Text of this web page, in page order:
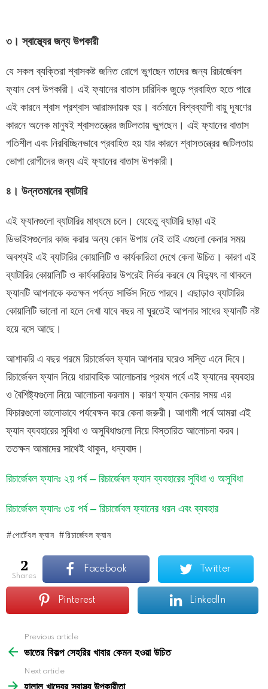
৩। স্বাস্থ্যের জন্য উপকারী
যে সকল ব্যক্তিরা শ্বাসকষ্ট জনিত রোগে ভুগছেন তাদের জন্য রিচার্জেবল
ফ্যান বেশ উপকারী। এই ফ্যানের বাতাস চারিদিক জুড়ে প্রবাহিত হতে পারে
এই কারনে শ্বাস প্রশ্বাস আরামদায়ক হয়। বর্তমানে বিশ্বব্যাপী বায়ু দূষণের
কারনে অনেক মানুষই শ্বাসতন্ত্রের জটিলতায় ভুগছেন। এই ফ্যানের বাতাস
গতিশীল এবং নিরবিচ্ছিনভাবে প্রবাহিত হয় যার কারনে শ্বাসতন্ত্রের জটিলতায়
ভোগা রোগীদের জন্য এই ফ্যানের বাতাস উপকারী।
৪। উন্নতমানের ব্যাটারি
এই ফ্যানগুলো ব্যাটারির মাধ্যমে চলে। যেহেতু ব্যাটারি ছাড়া এই
ডিভাইসগুলোর কাজ করার অন্য কোন উপায় নেই তাই এগুলো কেনার সময়
অবশ্যই এই ব্যাটারির কোয়ালিটি ও কার্যকারিতা দেখে কেনা উচিত। কারণ এই
ব্যাটারির কোয়ালিটি ও কার্যকারিতার উপরেই নির্ভর করবে যে বিদ্যুৎ না থাকলে
ফ্যানটি আপনাকে কতক্ষন পর্যন্ত সার্ভিস দিতে পারবে। এছাড়াও ব্যাটারির
কোয়ালিটি ভালো না হলে দেখা যাবে বছর না ঘুরতেই আপনার সাধের ফ্যানটি নষ্ট
হয়ে বসে আছে।
আশাকরি এ বছর গরমে রিচার্জেবল ফ্যান আপনার ঘরেও সস্তি এনে দিবে।
রিচার্জেবল ফ্যান নিয়ে ধারাবাহিক আলোচনার প্রথম পর্বে এই ফ্যানের ব্যবহার
ও বৈশিষ্ট্যগুলো নিয়ে আলোচনা করলাম। কারণ ফ্যান কেনার সময় এর
ফিচারগুলো ভালোভাবে পর্যবেক্ষন করে কেনা জরুরী। আগামী পর্বে আমরা এই
ফ্যান ব্যবহারের সুবিধা ও অসুবিধাগুলো নিয়ে বিস্তারিত আলোচনা করব।
ততক্ষন আমাদের সাথেই থাকুন, ধন্যবাদ।
রিচার্জেবল ফ্যানঃ ২য় পর্ব – রিচার্জেবল ফ্যান ব্যবহারের সুবিধা ও অসুবিধা
রিচার্জেবল ফ্যানঃ ৩য় পর্ব – রিচার্জেবল ফ্যানের ধরন এবং ব্যবহার
পোর্টেবল ফ্যান রিচার্জেবল ফ্যান
2
shares
Facebook Twitter
Pinterest LinkedIn
more
Previous article
ভাতের বিকল্প সেহরির খাবার কেমন হওয়া উচিত
Next article